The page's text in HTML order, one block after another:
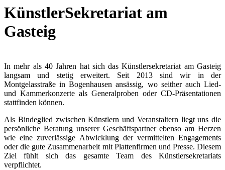
KünstlerSekretariat am
Gasteig
In mehr als 40 Jahren hat sich das Künstlersekretariat am Gasteig
langsam und stetig erweitert. Seit 2013 sind wir in der
Montgelasstraße in Bogenhausen ansässig, wo seither auch Lied-
und Kammerkonzerte als Generalproben oder CD-Präsentationen
stattfinden können.
Als Bindeglied zwischen Künstlern und Veranstaltern liegt uns die
persönliche Beratung unserer Geschäftspartner ebenso am Herzen
wie eine zuverlässige Abwicklung der vermittelten Engagements
oder die gute Zusammenarbeit mit Plattenfirmen und Presse. Diesem
Ziel fühlt sich das gesamte Team des Künstlersekretariats
verpflichtet.